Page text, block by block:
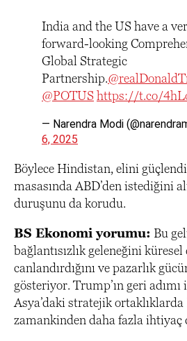
India and the US have a
forward-looking
Global Strategic
Partnership.
@POTUS https://t.co/
— Narendra Modi
6, 2025
Böylece Hindistan, elini
masasında ABD’den istediğini
duruşunu da korudu.
BS Ekonomi yorumu: Bu
bağlantısızlık geleneğini
canlandırdığını ve pazarlık
gösteriyor. Trump’ın geri adımı
Asya’daki stratejik
zamankinden daha fazla